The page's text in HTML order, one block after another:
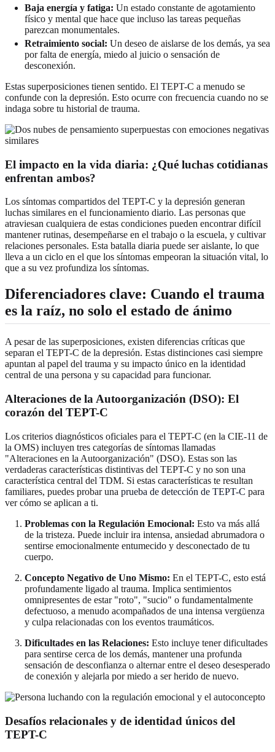
Baja energía y fatiga: Un estado constante de agotamiento
físico y mental que hace que incluso las tareas pequeñas
parezcan monumentales.
Retraimiento social: Un deseo de aislarse de los demás, ya sea
por falta de energía, miedo al juicio o sensación de
desconexión.
Estas superposiciones tienen sentido. El TEPT-C a menudo se
confunde con la depresión. Esto ocurre con frecuencia cuando no se
indaga sobre tu historial de trauma.
El impacto en la vida diaria: ¿Qué luchas cotidianas
enfrentan ambos?
Los síntomas compartidos del TEPT-C y la depresión generan
luchas similares en el funcionamiento diario. Las personas que
atraviesan cualquiera de estas condiciones pueden encontrar difícil
mantener rutinas, desempeñarse en el trabajo o la escuela, y cultivar
relaciones personales. Esta batalla diaria puede ser aislante, lo que
lleva a un ciclo en el que los síntomas empeoran la situación vital, lo
que a su vez profundiza los síntomas.
Diferenciadores clave: Cuando el trauma
es la raíz, no solo el estado de ánimo
A pesar de las superposiciones, existen diferencias críticas que
separan el TEPT-C de la depresión. Estas distinciones casi siempre
apuntan al papel del trauma y su impacto único en la identidad
central de una persona y su capacidad para funcionar.
Alteraciones de la Autoorganización (DSO): El
corazón del TEPT-C
Los criterios diagnósticos oficiales para el TEPT-C (en la CIE-11 de
la OMS) incluyen tres categorías de síntomas llamadas
"Alteraciones en la Autoorganización" (DSO). Estas son las
verdaderas características distintivas del TEPT-C y no son una
característica central del TDM. Si estas características te resultan
familiares, puedes probar una prueba de detección de TEPT-C para
ver cómo se aplican a ti.
Problemas con la Regulación Emocional: Esto va más allá
de la tristeza. Puede incluir ira intensa, ansiedad abrumadora o
sentirse emocionalmente entumecido y desconectado de tu
cuerpo.
Concepto Negativo de Uno Mismo: En el TEPT-C, esto está
profundamente ligado al trauma. Implica sentimientos
omnipresentes de estar "roto", "sucio" o fundamentalmente
defectuoso, a menudo acompañados de una intensa vergüenza
y culpa relacionadas con los eventos traumáticos.
Dificultades en las Relaciones: Esto incluye tener dificultades
para sentirse cerca de los demás, mantener una profunda
sensación de desconfianza o alternar entre el deseo desesperado
de conexión y alejarla por miedo a ser herido de nuevo.
Desafíos relacionales y de identidad únicos del
TEPT-C